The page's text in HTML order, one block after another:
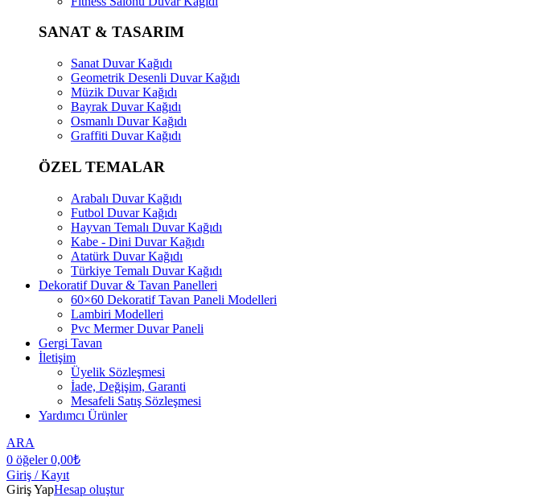
SANAT & TASARIM
Sanat Duvar Kağıdı
Geometrik Desenli Duvar Kağıdı
Müzik Duvar Kağıdı
Bayrak Duvar Kağıdı
Osmanlı Duvar Kağıdı
Graffiti Duvar Kağıdı
ÖZEL TEMALAR
Arabalı Duvar Kağıdı
Futbol Duvar Kağıdı
Hayvan Temalı Duvar Kağıdı
Kabe - Dini Duvar Kağıdı
Atatürk Duvar Kağıdı
Türkiye Temalı Duvar Kağıdı
Dekoratif Duvar & Tavan Panelleri
60×60 Dekoratif Tavan Paneli Modelleri
Lambiri Modelleri
Pvc Mermer Duvar Paneli
Gergi Tavan
İletişim
Üyelik Sözleşmesi
İade, Değişim, Garanti
Mesafeli Satış Sözleşmesi
Yardımcı Ürünler
ARA
0 öğeler 0,00₺
Giriş / Kayıt
Giriş YapHesap oluştur